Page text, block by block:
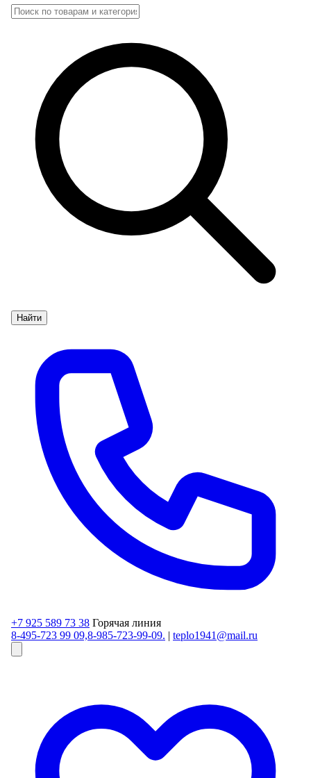
Найти
+7 925 589 73 38 Горячая линия
8-495-723 99 09,8-985-723-99-09. | teplo1941@mail.ru